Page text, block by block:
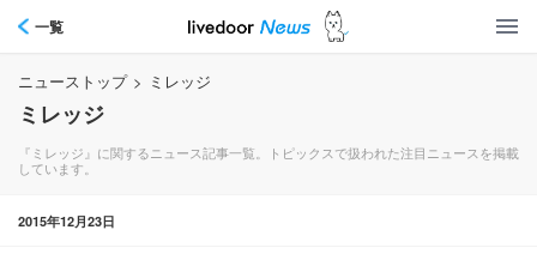
一覧
ニューストップ > ミレッジ
ミレッジ
『ミレッジ』に関するニュース記事一覧。トピックスで扱われた注目ニュースを掲載
しています。
2015年12月23日